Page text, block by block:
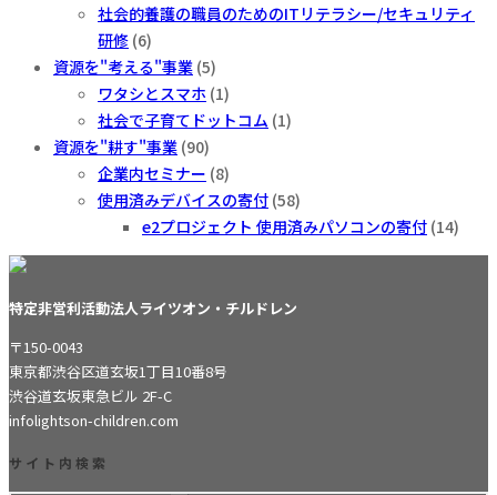
社会的養護の職員のためのITリテラシー/セキュリティ
研修 (6)
資源を"考える"事業 (5)
ワタシとスマホ (1)
社会で子育てドットコム (1)
資源を"耕す"事業 (90)
企業内セミナー (8)
使用済みデバイスの寄付 (58)
e2プロジェクト 使用済みパソコンの寄付 (14)
特定非営利活動法人ライツオン・チルドレン
〒150-0043
東京都渋谷区道玄坂1丁目10番8号
渋谷道玄坂東急ビル 2F-C
infolightson-children.com
サイト内検索